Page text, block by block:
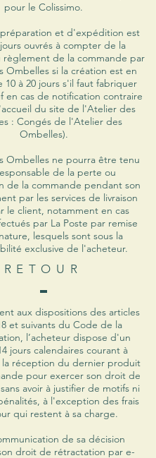
pour le Colissimo.
et d'expédition est
ouvrés à compter de la
de la commande par
Ombelles si la création est en
10 à 20 jours s'il faut fabriquer
en cas de notification contraire
du site de l'Atelier des
: Congés de l'Atelier des
Ombelles).
Ombelles ne pourra être tenu
de la perte ou
de la commande pendant son
par les services de livraison
le client, notamment en cas
par La Poste par remise
lesquels sont sous la
exclusive de l'acheteur.
RETOUR
aux dispositions des articles
et suivants du Code de la
l’acheteur dispose d'un
jours calendaires courant à
réception du dernier produit
pour exercer son droit de
avoir à justifier de motifs ni
à l'exception des frais
qui restent à sa charge.
de sa décision
droit de rétractation par e-